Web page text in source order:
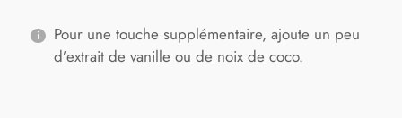
Pour une touche supplémentaire, ajoute un peu
d’extrait de vanille ou de noix de coco.